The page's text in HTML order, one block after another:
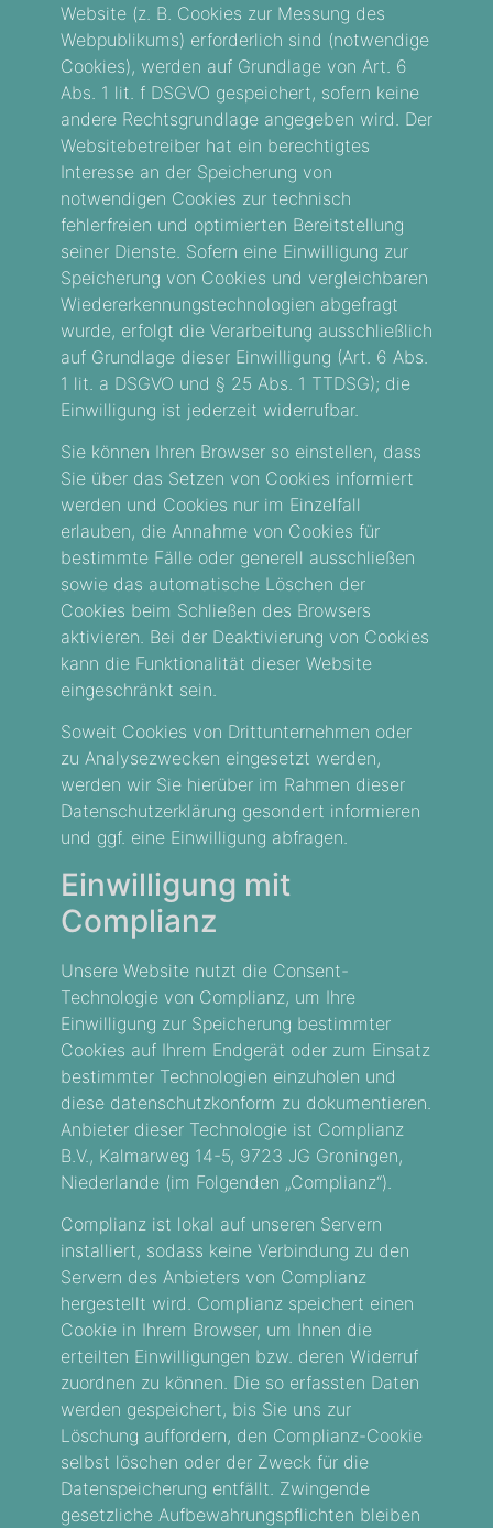
Website (z. B. Cookies zur Messung des
Webpublikums) erforderlich sind (notwendige
Cookies), werden auf Grundlage von Art. 6
Abs. 1 lit. f DSGVO gespeichert, sofern keine
andere Rechtsgrundlage angegeben wird. Der
Websitebetreiber hat ein berechtigtes
Interesse an der Speicherung von
notwendigen Cookies zur technisch
fehlerfreien und optimierten Bereitstellung
seiner Dienste. Sofern eine Einwilligung zur
Speicherung von Cookies und vergleichbaren
Wiedererkennungstechnologien abgefragt
wurde, erfolgt die Verarbeitung ausschließlich
auf Grundlage dieser Einwilligung (Art. 6 Abs.
1 lit. a DSGVO und § 25 Abs. 1 TTDSG); die
Einwilligung ist jederzeit widerrufbar.
Sie können Ihren Browser so einstellen, dass
Sie über das Setzen von Cookies informiert
werden und Cookies nur im Einzelfall
erlauben, die Annahme von Cookies für
bestimmte Fälle oder generell ausschließen
sowie das automatische Löschen der
Cookies beim Schließen des Browsers
aktivieren. Bei der Deaktivierung von Cookies
kann die Funktionalität dieser Website
eingeschränkt sein.
Soweit Cookies von Drittunternehmen oder
zu Analysezwecken eingesetzt werden,
werden wir Sie hierüber im Rahmen dieser
Datenschutzerklärung gesondert informieren
und ggf. eine Einwilligung abfragen.
Einwilligung mit
Complianz
Unsere Website nutzt die Consent-
Technologie von Complianz, um Ihre
Einwilligung zur Speicherung bestimmter
Cookies auf Ihrem Endgerät oder zum Einsatz
bestimmter Technologien einzuholen und
diese datenschutzkonform zu dokumentieren.
Anbieter dieser Technologie ist Complianz
B.V., Kalmarweg 14-5, 9723 JG Groningen,
Niederlande (im Folgenden „Complianz“).
Complianz ist lokal auf unseren Servern
installiert, sodass keine Verbindung zu den
Servern des Anbieters von Complianz
hergestellt wird. Complianz speichert einen
Cookie in Ihrem Browser, um Ihnen die
erteilten Einwilligungen bzw. deren Widerruf
zuordnen zu können. Die so erfassten Daten
werden gespeichert, bis Sie uns zur
Löschung auffordern, den Complianz-Cookie
selbst löschen oder der Zweck für die
Datenspeicherung entfällt. Zwingende
gesetzliche Aufbewahrungspflichten bleiben